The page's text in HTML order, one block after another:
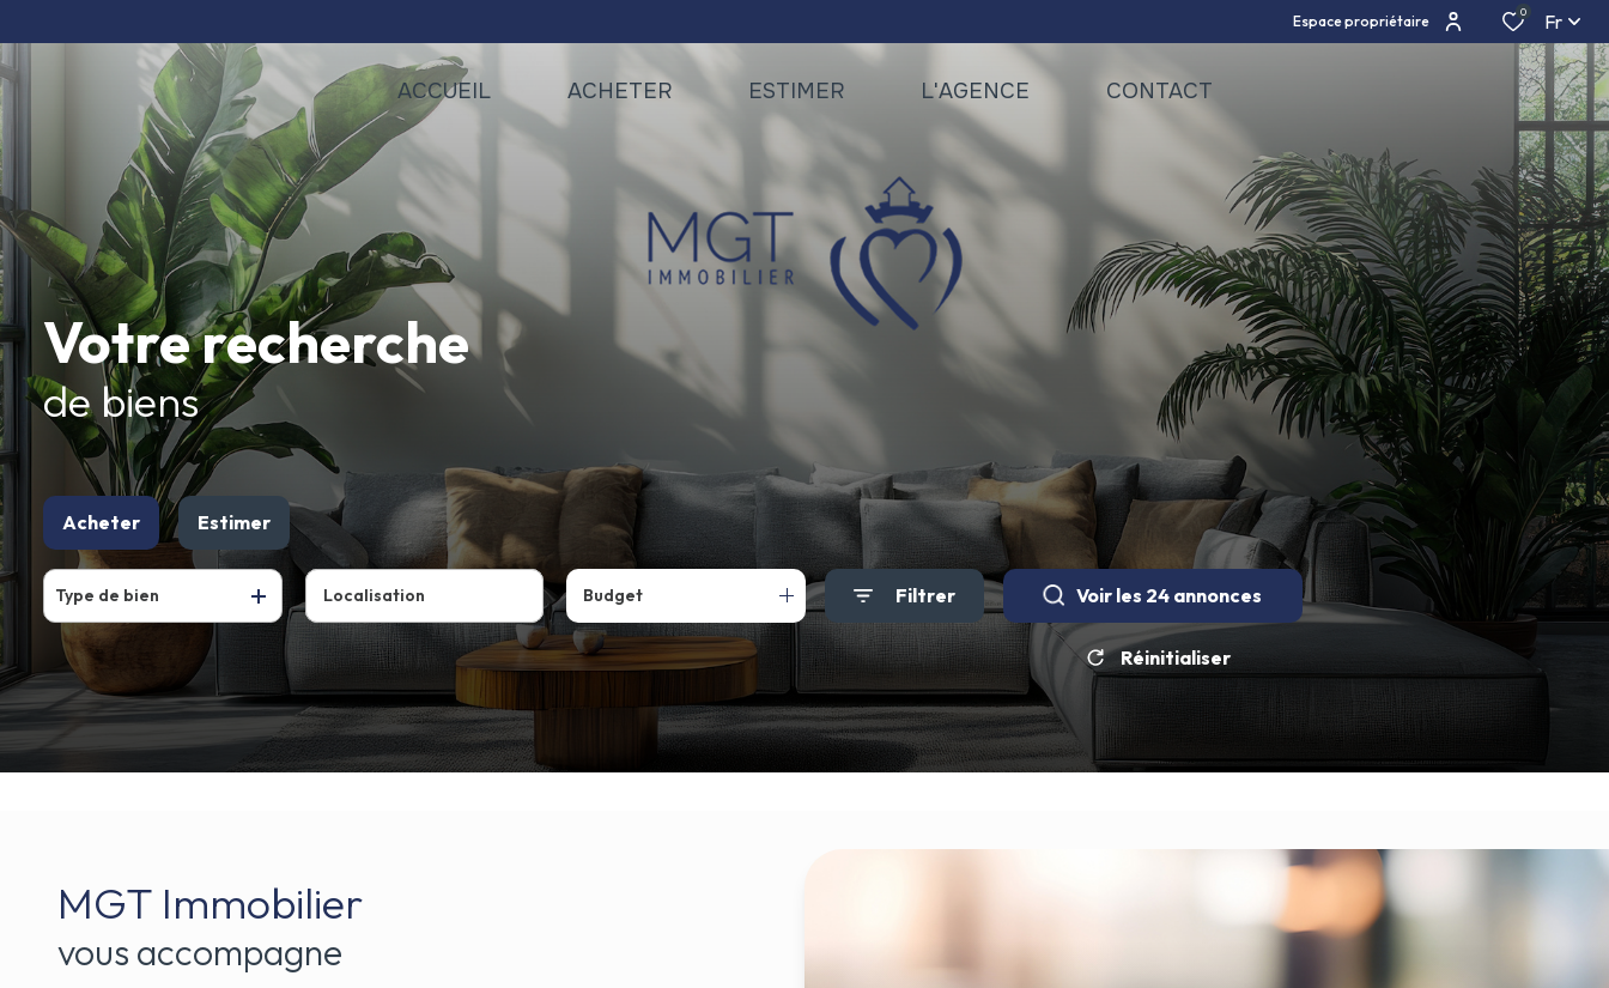
Espace propriétaire
0 Fr
ACCUEIL ACHETER ESTIMER L'AGENCE CONTACT
Votre recherche
de biens
Acheter
De l'ancien
Estimer
Type de bien Budget Filtrer Voir les 24annonces
Réinitialiser
MGT Immobilier
vous accompagne